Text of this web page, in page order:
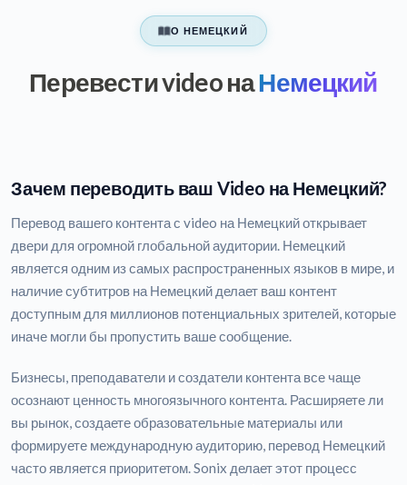
О НЕМЕЦКИЙ
Перевести video наНемецкий
Зачем переводить ваш Video на Немецкий?
Перевод вашего контента с video на Немецкий открывает
двери для огромной глобальной аудитории. Немецкий
является одним из самых распространенных языков в мире, и
наличие субтитров на Немецкий делает ваш контент
доступным для миллионов потенциальных зрителей, которые
иначе могли бы пропустить ваше сообщение.
Бизнесы, преподаватели и создатели контента все чаще
осознают ценность многоязычного контента. Расширяете ли
вы рынок, создаете образовательные материалы или
формируете международную аудиторию, перевод Немецкий
часто является приоритетом. Sonix делает этот процесс